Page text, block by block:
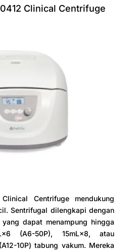
Clinical Centrifuge
Clinical Centrifuge mendukung
Sentrifugal dilengkapi dengan
dapat menampung hingga
(A6-50P), 15mL×8, atau
10P) tabung vakum. Mereka